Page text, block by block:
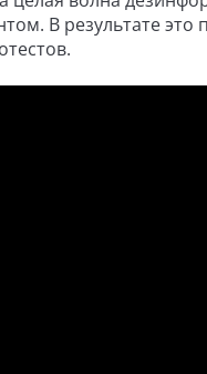
В результате